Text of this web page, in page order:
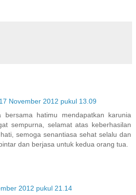
17 November 2012 pukul 13.09
bersama hatimu mendapatkan karunia
sempurna, selamat atas keberhasilan
semoga senantiasa sehat selalu dan
dan berjasa untuk kedua orang tua.
2012 pukul 21.14